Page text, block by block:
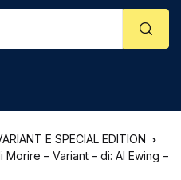
E SPECIAL EDITION
Morire – Variant – di: Al Ewing –